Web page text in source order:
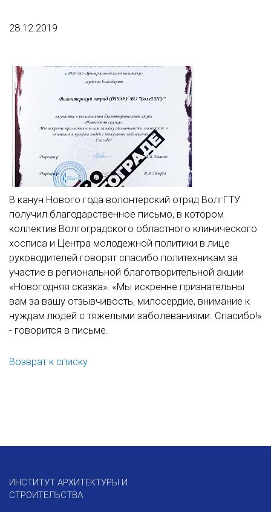
28.12.2019
В канун Нового года волонтерский отряд ВолгГТУ
получил благодарственное письмо, в котором
коллектив Волгоградского областного клинического
хосписа и Центра молодежной политики в лице
руководителей говорят спасибо политехникам за
участие в региональной благотворительной акции
«Новогодняя сказка». «Мы искренне признательны
вам за вашу отзывчивость, милосердие, внимание к
нуждам людей с тяжелыми заболеваниями. Спасибо!»
- говорится в письме.
Возврат к списку
ИНСТИТУТ АРХИТЕКТУРЫ И
СТРОИТЕЛЬСТВА